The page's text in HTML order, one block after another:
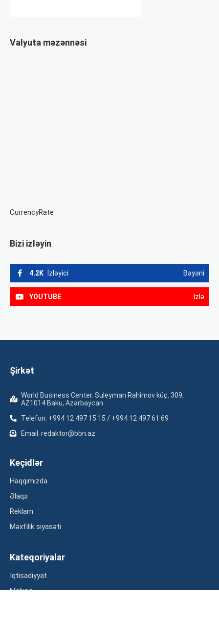
Valyuta məzənnəsi
CurrencyRate
Bizi izləyin
4.2K İzləyici Bəyəni
YOUTUBE İzlə
Şirkət
World Business Center. Suleyman Rahimov küç. 309,
AZ1014 Baku, Azərbaycan
Telefon: +994 12 497 15 15 / +994 12 497 61 69
Email: redaktor@bbn.az
Keçidlər
Haqqımızda
Əlaqə
Reklam
Məxfilik siyasəti
Kateqoriyalar
İqtisadiyyat
Maliyyə